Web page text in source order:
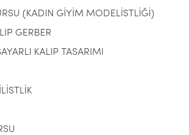
(KADIN GİYİM MODELİSTLİĞİ)
GERBER
KALIP TASARIMI